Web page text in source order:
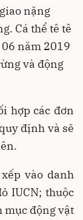
nặng
Cá thể tê tê
năm 2019
và động
hợp các đơn
định và sẽ
vào danh
IUCN; thuộc
mục động vật